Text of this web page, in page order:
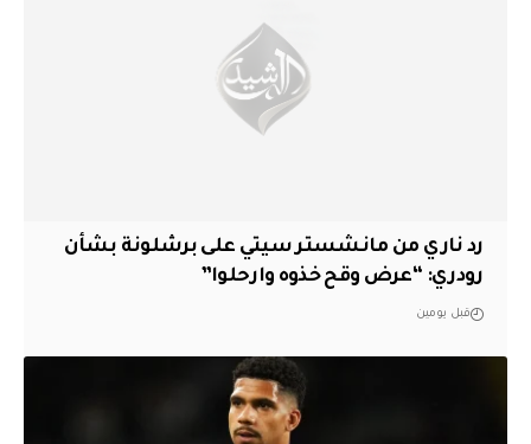
رد ناري من مانشستر سيتي على برشلونة بشأن
رودري: “عرض وقح خذوه وارحلوا”
قبل يومين